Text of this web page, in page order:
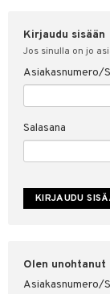
Fitness
Koti & Sisustus
Lelut, Lapsi &
Tuotemerkkejä
Kirjaudu sisään
Jos sinulla on jo
Asiakasnumero/
Salasana
Olen
Asiakasnumero/
& vastauksia
suojaus